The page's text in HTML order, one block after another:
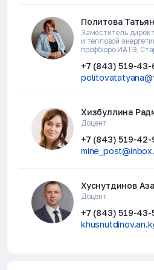
Политова
Заместитель
и тепловой
профбюро ИАТЭ,
+7 (843) 519-43-
Хизбуллина
Доцент
+7 (843) 519-42-
Хуснутдинов
Доцент
+7 (843) 519-43-